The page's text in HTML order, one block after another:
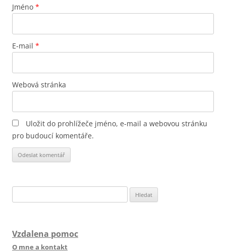
Jméno *
E-mail *
Webová stránka
Uložit do prohlížeče jméno, e-mail a webovou stránku
pro budoucí komentáře.
Vzdalena pomoc
O mne a kontakt